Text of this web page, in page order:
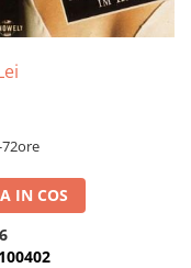
IN COS